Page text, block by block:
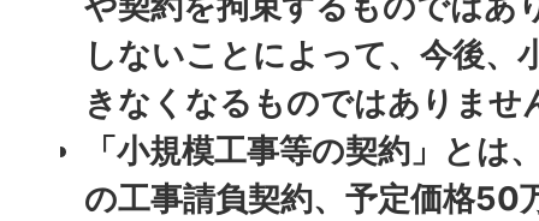
しないことによって、今後、
きなくなるものではありませ
「小規模工事等の契約」とは
の工事請負契約、予定価格50